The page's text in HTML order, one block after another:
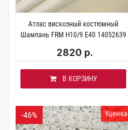
Атлас вискозный костюмный
Шампань FRM H10/9 Е40 14052639
2820 р.
В КОРЗИНУ
Уценка
-46%